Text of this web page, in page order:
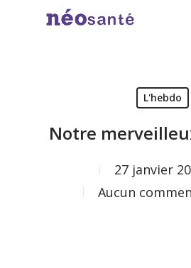
L'hebdo
Notre
27 janvier
Aucun